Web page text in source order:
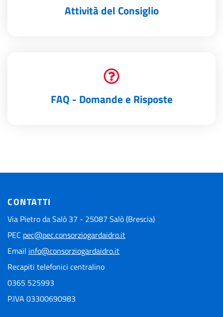
Attività del Consiglio
FAQ - Domande e Risposte
CONTATTI
Via Pietro da Salò 37 - 25087 Salò (Brescia)
PEC pec@pec.consorziogardaidro.it
Email info@consorziogardaidro.it
Recapiti telefonici centralino
0365 525993
P.IVA 03300690983